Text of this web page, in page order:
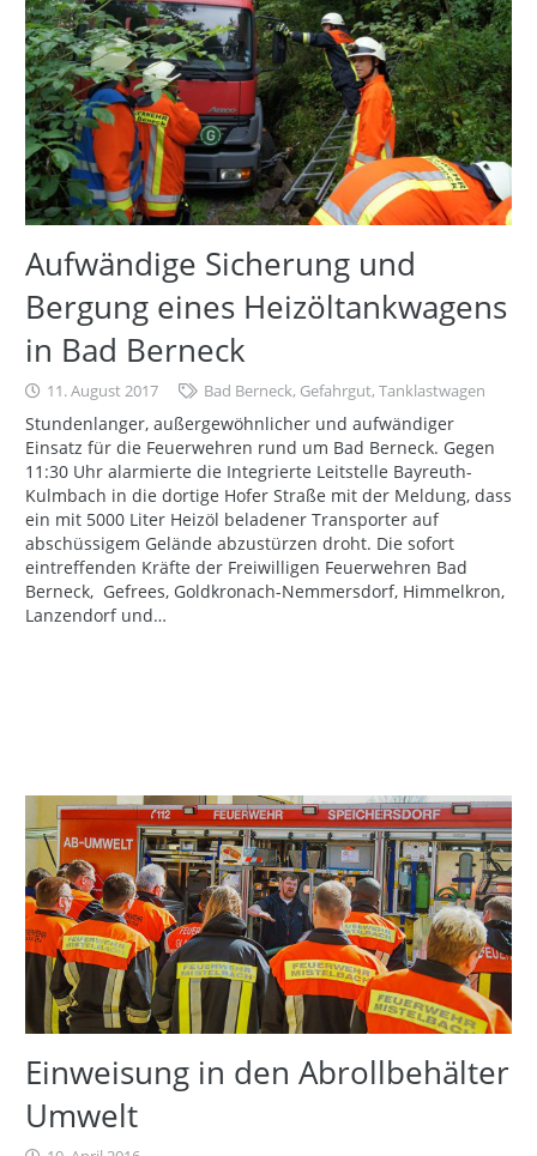
Aufwändige Sicherung und
Bergung eines Heizöltankwagens
in Bad Berneck
11. August 2017 Bad Berneck, Gefahrgut, Tanklastwagen
Stundenlanger, außergewöhnlicher und aufwändiger
Einsatz für die Feuerwehren rund um Bad Berneck. Gegen
11:30 Uhr alarmierte die Integrierte Leitstelle Bayreuth-
Kulmbach in die dortige Hofer Straße mit der Meldung, dass
ein mit 5000 Liter Heizöl beladener Transporter auf
abschüssigem Gelände abzustürzen droht. Die sofort
eintreffenden Kräfte der Freiwilligen Feuerwehren Bad
Berneck, Gefrees, Goldkronach-Nemmersdorf, Himmelkron,
Lanzendorf und…
Einweisung in den Abrollbehälter
Umwelt